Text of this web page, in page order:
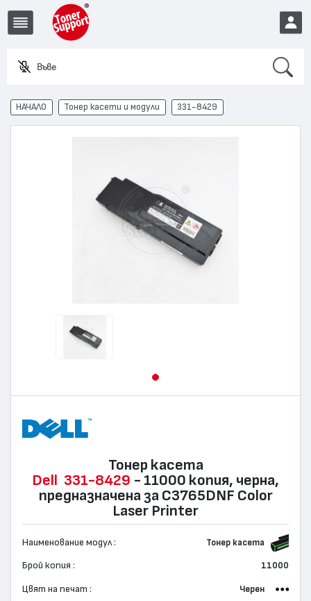
Въведете
EUR
НАЧАЛО Тонер касети и модули 331-8429
Тонер касета
Dell
331-8429 - 11000 копия, черна,
предназначена за C3765DNF Color
Laser Printer
Наименование модул : Тонер касета
Брой копия : 11000
Цвят на печат : Черен